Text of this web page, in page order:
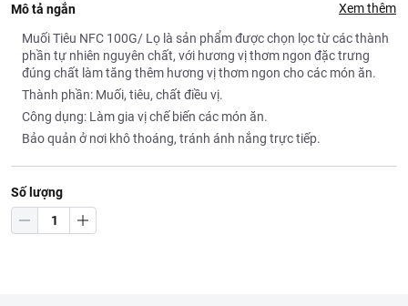
Mô tả ngắn Xem thêm
Muối Tiêu NFC 100G/ Lọ là sản phẩm được chọn lọc từ các thành
phần tự nhiên nguyên chất, với hương vị thơm ngon đặc trưng
đúng chất làm tăng thêm hương vị thơm ngon cho các món ăn.
Thành phần: Muối, tiêu, chất điều vị.
Công dụng: Làm gia vị chế biến các món ăn.
Bảo quản ở nơi khô thoáng, tránh ánh nắng trực tiếp.
Số lượng